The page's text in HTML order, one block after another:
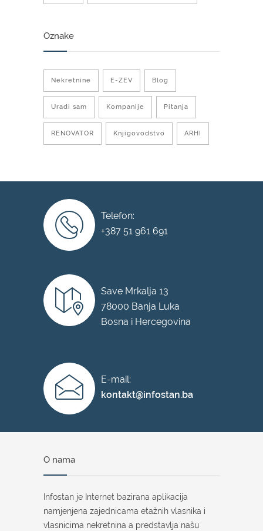
Oznake
Nekretnine E-ZEV Blog
Uradi sam Kompanije Pitanja
RENOVATOR Knjigovodstvo ARHI
Telefon:
+387 51 961 691
Save Mrkalja 13
78000 Banja Luka
Bosna i Hercegovina
E-mail:
kontakt@infostan.ba
O nama
Infostan je Internet bazirana aplikacija
namjenjena zajednicama etažnih vlasnika i
vlasnicima nekretnina a predstavlja našu